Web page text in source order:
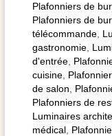
Plafonniers de
Plafonniers de
télécommande
gastronomie
d'entrée
cuisine
de salon
Plafonniers de
Luminaires
médical